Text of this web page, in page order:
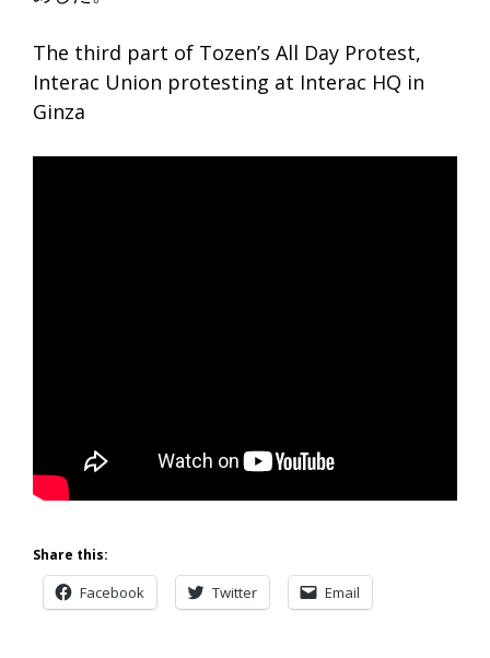
The third part of Tozen’s All Day Protest,
Interac Union protesting at Interac HQ in
Ginza
Share this:
Facebook Twitter Email